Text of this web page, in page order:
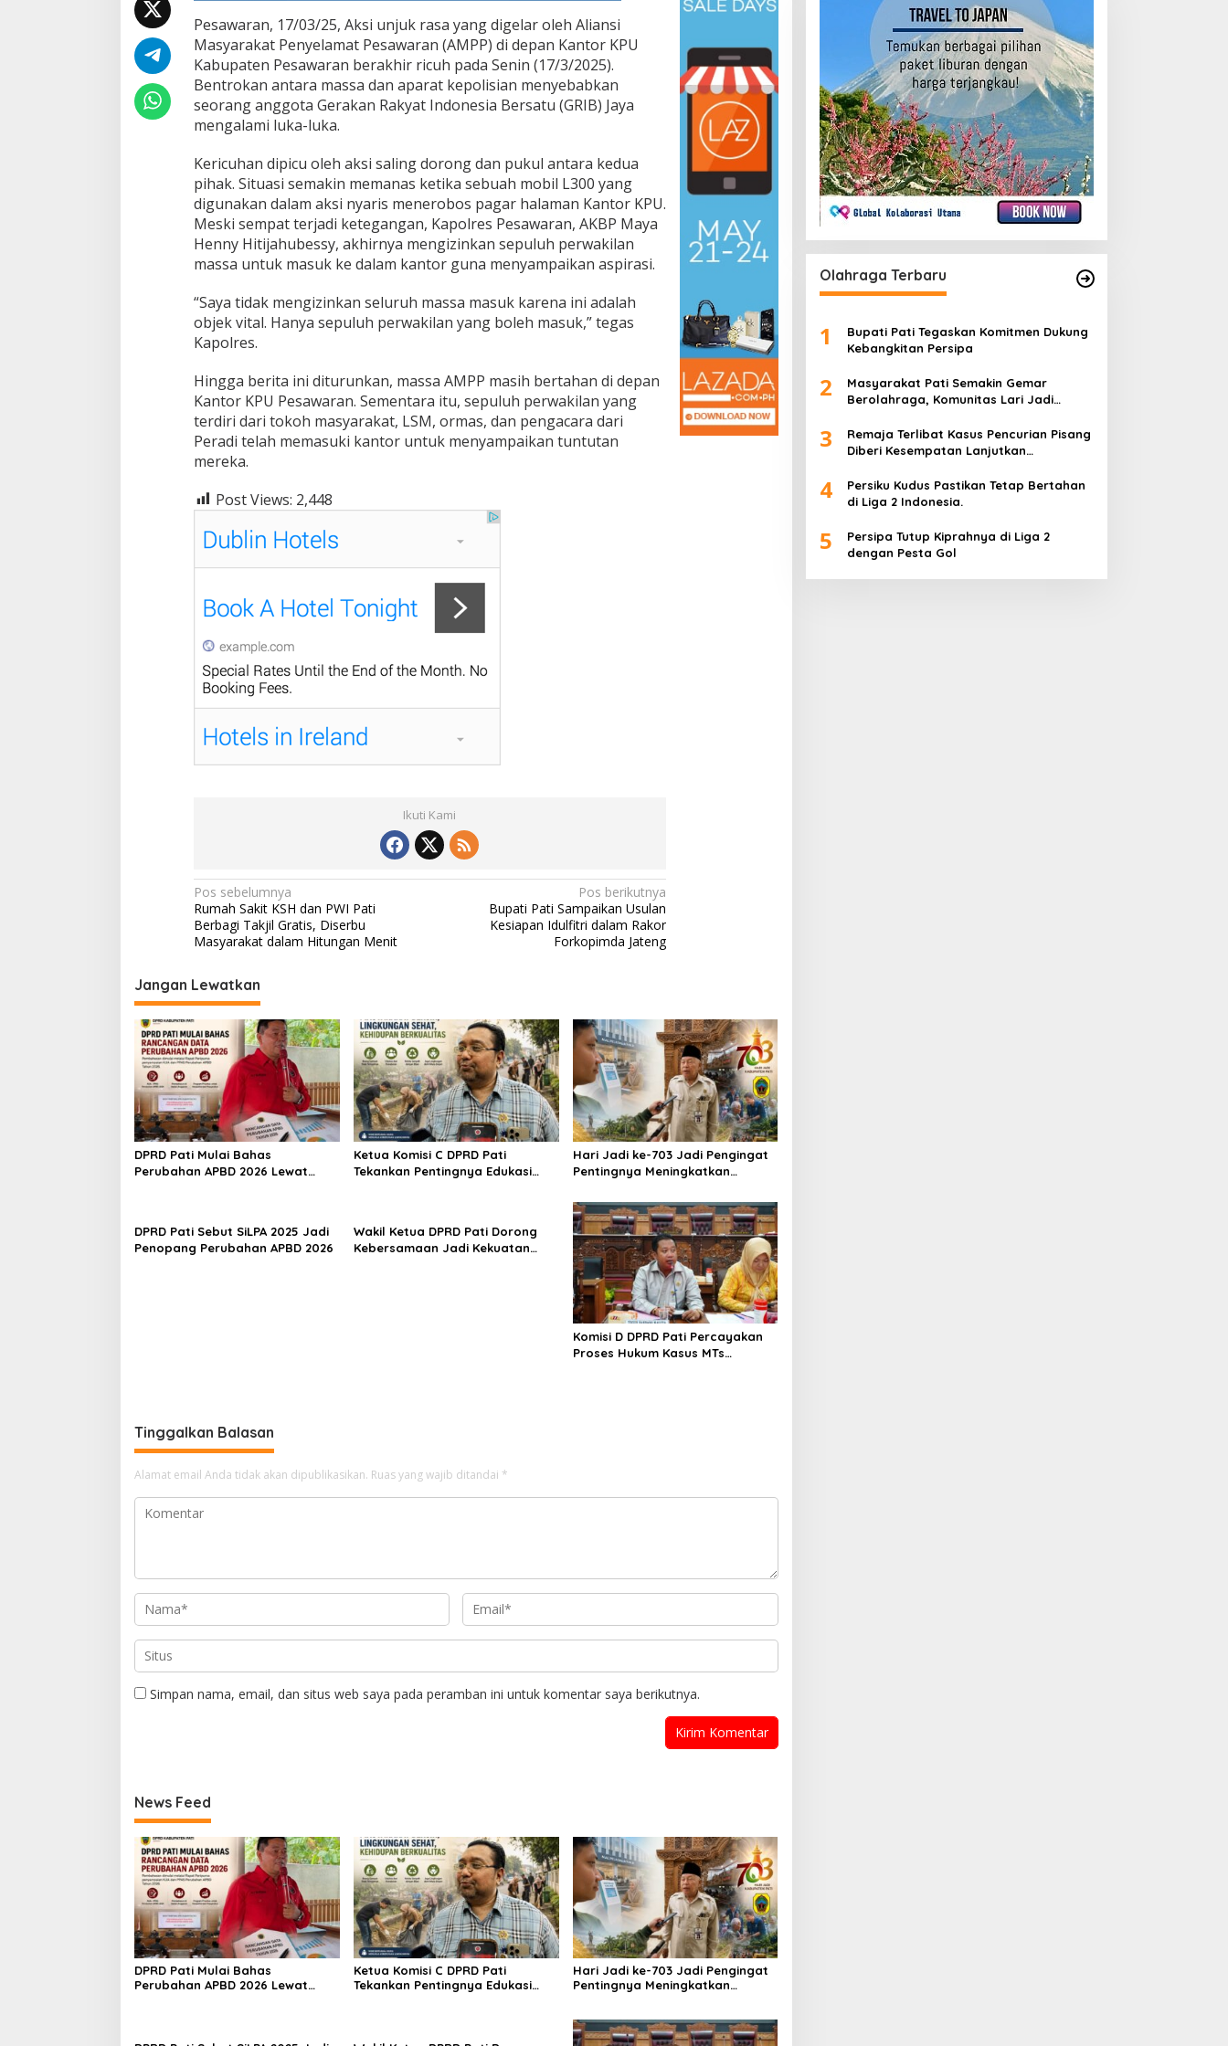
r
,
M
a
s
s
a
s
A
p
a
r
a
r
a
k
L
u
k
a
u
a
Pesawaran, 17/03/25, Aksi unjuk rasa yang digelar oleh Aliansi
Masyarakat Penyelamat Pesawaran (AMPP) di depan Kantor KPU
Kabupaten Pesawaran berakhir ricuh pada Senin (17/3/2025).
Bentrokan antara massa dan aparat kepolisian menyebabkan
seorang anggota Gerakan Rakyat Indonesia Bersatu (GRIB) Jaya
mengalami luka-luka.
Kericuhan dipicu oleh aksi saling dorong dan pukul antara kedua
pihak. Situasi semakin memanas ketika sebuah mobil L300 yang
digunakan dalam aksi nyaris menerobos pagar halaman Kantor KPU.
Meski sempat terjadi ketegangan, Kapolres Pesawaran, AKBP Maya
Henny Hitijahubessy, akhirnya mengizinkan sepuluh perwakilan
massa untuk masuk ke dalam kantor guna menyampaikan aspirasi.
“Saya tidak mengizinkan seluruh massa masuk karena ini adalah
objek vital. Hanya sepuluh perwakilan yang boleh masuk,” tegas
Kapolres.
Hingga berita ini diturunkan, massa AMPP masih bertahan di depan
Kantor KPU Pesawaran. Sementara itu, sepuluh perwakilan yang
terdiri dari tokoh masyarakat, LSM, ormas, dan pengacara dari
Peradi telah memasuki kantor untuk menyampaikan tuntutan
mereka.
Post Views: 2,448
Ikuti Kami
N
a
v
i
g
a
s
i
p
o
s
Pos sebelumnya
Rumah Sakit KSH dan PWI Pati
Berbagi Takjil Gratis, Diserbu
Masyarakat dalam Hitungan Menit
Pos berikutnya
Bupati Pati Sampaikan Usulan
Kesiapan Idulfitri dalam Rakor
Forkopimda Jateng
Jangan Lewatkan
DPRD Pati Mulai Bahas
Perubahan APBD 2026 Lewat
Ketua Komisi C DPRD Pati
Tekankan Pentingnya Edukasi
Hari Jadi ke-703 Jadi Pengingat
Pentingnya Meningkatkan
DPRD Pati Sebut SiLPA 2025 Jadi
Penopang Perubahan APBD 2026
Wakil Ketua DPRD Pati Dorong
Kebersamaan Jadi Kekuatan
Komisi D DPRD Pati Percayakan
Proses Hukum Kasus MTs
Tinggalkan Balasan
Alamat email Anda tidak akan dipublikasikan. Ruas yang wajib ditandai *
Simpan nama, email, dan situs web saya pada peramban ini untuk komentar saya berikutnya.
News Feed
DPRD Pati Mulai Bahas
Perubahan APBD 2026 Lewat
Ketua Komisi C DPRD Pati
Tekankan Pentingnya Edukasi
Hari Jadi ke-703 Jadi Pengingat
Pentingnya Meningkatkan
Olahraga Terbaru
1
Bupati Pati Tegaskan Komitmen Dukung
Kebangkitan Persipa
2
Masyarakat Pati Semakin Gemar
Berolahraga, Komunitas Lari Jadi
3
Remaja Terlibat Kasus Pencurian Pisang
Diberi Kesempatan Lanjutkan
4
Persiku Kudus Pastikan Tetap Bertahan
di Liga 2 Indonesia.
5
Persipa Tutup Kiprahnya di Liga 2
dengan Pesta Gol